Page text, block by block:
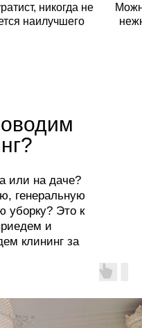
никогда не
наилучшего
или на даче?
генеральную
уборку? Это к
и
клининг за